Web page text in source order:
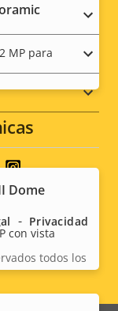
MP para
Dome
con vista
todos los
Privacidad